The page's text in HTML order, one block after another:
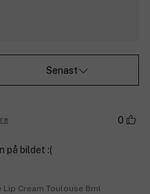
Senast
0
på bildet :(
Cream Toulouse 8ml